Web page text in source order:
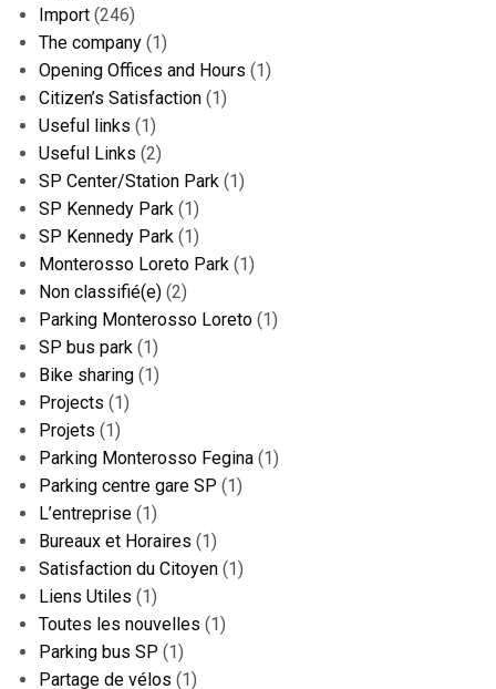
Import (246)
The company (1)
Opening Offices and Hours (1)
Citizen’s Satisfaction (1)
Useful links (1)
Useful Links (2)
SP Center/Station Park (1)
SP Kennedy Park (1)
SP Kennedy Park (1)
Monterosso Loreto Park (1)
Non classifié(e) (2)
Parking Monterosso Loreto (1)
SP bus park (1)
Bike sharing (1)
Projects (1)
Projets (1)
Parking Monterosso Fegina (1)
Parking centre gare SP (1)
L’entreprise (1)
Bureaux et Horaires (1)
Satisfaction du Citoyen (1)
Liens Utiles (1)
Toutes les nouvelles (1)
Parking bus SP (1)
Partage de vélos (1)